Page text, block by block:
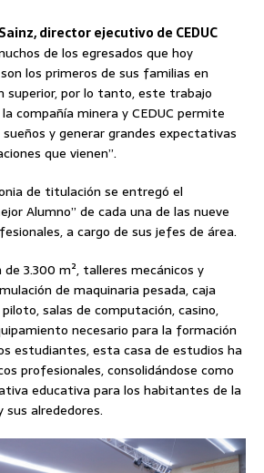
director ejecutivo de CEDUC
de los egresados ​​que hoy
los primeros de sus familias en
superior, por lo tanto, este trabajo
compañía minera y CEDUC permite
y generar grandes expectativas
que vienen”.
de titulación se entregó el
Alumno” de cada una de las nueve
a cargo de sus jefes de área.
3.300 m², talleres mecánicos y
de maquinaria pesada, caja
salas de computación, casino,
necesario para la formación
estudiantes, esta casa de estudios ha
profesionales, consolidándose como
educativa para los habitantes de la
sus alrededores.